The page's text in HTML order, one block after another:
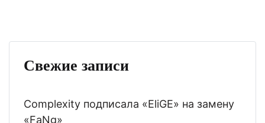
Свежие записи
Complexity подписала «EliGE» на замену
«FaNg»